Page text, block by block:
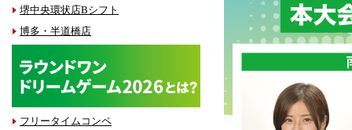
堺中央環状店Bシフト
博多・半道橋店
フリータイムコンペ